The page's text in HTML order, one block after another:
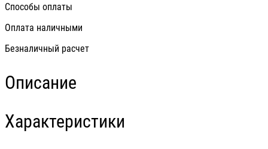
Способы оплаты
Оплата наличными
Безналичный расчет
Описание
Характеристики